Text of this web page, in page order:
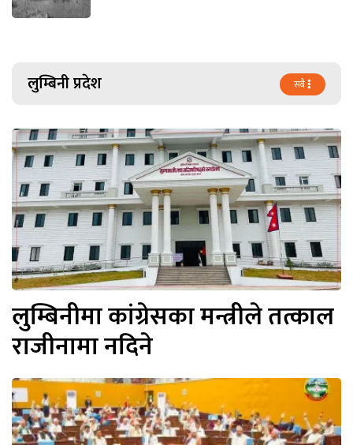
लुम्बिनी प्रदेश सबै
लुम्बिनीमा कांग्रेसका मन्त्रीले तत्काल
राजीनामा नदिने